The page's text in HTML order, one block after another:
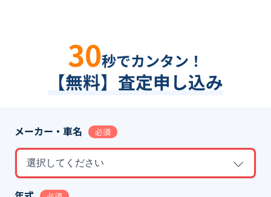
30秒でカンタン！
【無料】査定申し込み
メーカー・車名 必須
選択してください